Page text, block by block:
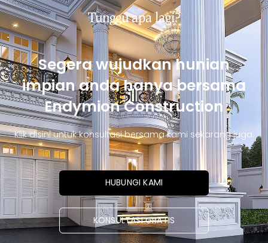
Tunggu apa lagi?
Segera wujudkan hunian
impian anda hanya bersama
Endymion Construction
Klik disini untuk konsultasi bersama kami sekarang juga.
HUBUNGI KAMI
KONSULTASI GRATIS